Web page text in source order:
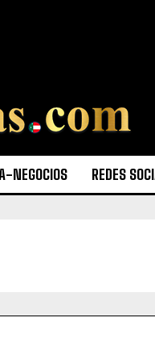
NEGOCIOS REDES